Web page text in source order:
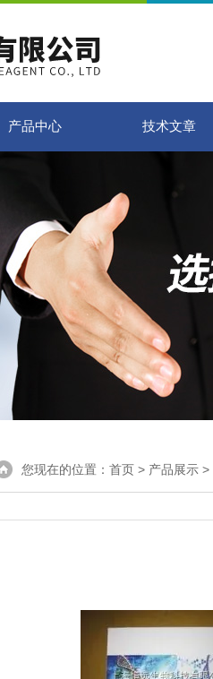
产品中心 技术文章
您现在的位置： 首页 > 产品展示 >